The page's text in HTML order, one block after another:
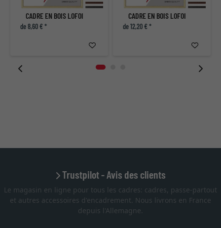
CADRE EN BOIS LOFOI
de 8,60 € *
CADRE EN BOIS LOFOI
de 12,20 € *
Trustpilot - Avis des clients
Le magasin en ligne pour tous les cadres: cadres, passe-partout
et autres accessoires d'encadrement. Nous livrons en France
depuis l'Allemagne.